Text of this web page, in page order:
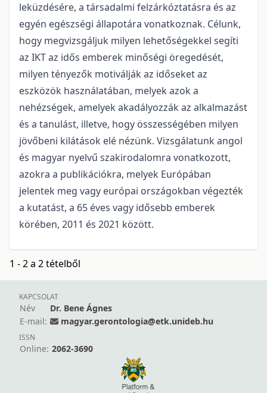
leküzdésére, a társadalmi felzárkóztatásra és az
egyén egészségi állapotára vonatkoznak. Célunk,
hogy megvizsgáljuk milyen lehetőségekkel segíti
az IKT az idős emberek minőségi öregedését,
milyen tényezők motiválják az időseket az
eszközök használatában, melyek azok a
nehézségek, amelyek akadályozzák az alkalmazást
és a tanulást, illetve, hogy összességében milyen
jövőbeni kilátások elé nézünk. Vizsgálatunk angol
és magyar nyelvű szakirodalomra vonatkozott,
azokra a publikációkra, melyek Európában
jelentek meg vagy európai országokban végezték
a kutatást, a 65 éves vagy idősebb emberek
körében, 2011 és 2021 között.
1 - 2 a 2 tételből
KAPCSOLAT
Név
Dr. Bene Ágnes
E-mail:
magyar.gerontologia@etk.unideb.hu
ISSN
Online: 2062-3690